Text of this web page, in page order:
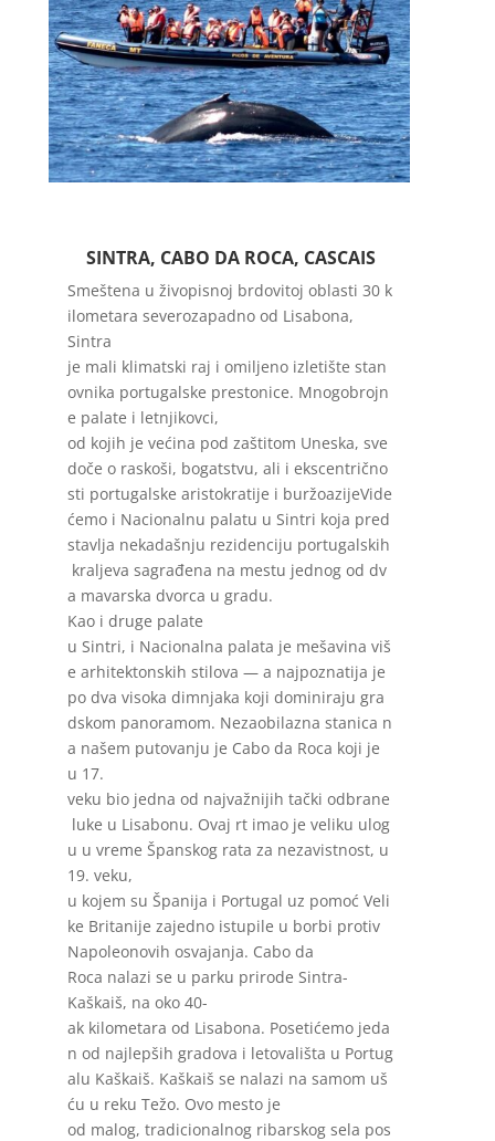
SINTRA, CABO DA ROCA, CASCAIS
Smeštena uživopisnoj brdovitoj oblasti 30 k
ilometara severozapadno od Lisabona,
Sintra
je mali klimatski raj i omiljeno izletište stan
ovnika portugalske prestonice. Mnogobrojn
e palate i letnjikovci,
od kojih jevećina podzaštitom Uneska,sve
doče o raskoši, bogatstvu,ali i ekscentrično
sti portugalske aristokratije i buržoazijeVide
ćemo i Nacionalnu palatu uSintri koja pred
stavlja nekadašnju rezidenciju portugalskih
kraljeva sagrađena na mestu jednog oddv
a mavarska dvorca ugradu.
Kao i druge palate
uSintri, i Nacionalna palata je mešavina viš
e arhitektonskih stilova — a najpoznatija je
podva visoka dimnjaka kojidominiraju gra
dskom panoramom. Nezaobilazna stanica n
a našem putovanju je Cabo da Roca koji je
u 17.
veku bio jedna od najvažnijih tački odbrane
luke u Lisabonu. Ovaj rt imao jeveliku ulog
u uvreme Španskog rata za nezavistnost, u
19.veku,
u kojem su Španija i Portugal uz pomoć Veli
ke Britanije zajedno istupile u borbi protiv
Napoleonovih osvajanja. Cabo da
Roca nalazi se u parku prirode Sintra-
Kaškaiš, na oko 40-
ak kilometara od Lisabona. Posetićemo jeda
n od najlepših gradova i letovališta u Portug
alu Kaškaiš. Kaškaiš se nalazi na samom uš
ću u reku Težo. Ovo mesto je
od malog,tradicionalnog ribarskog sela pos